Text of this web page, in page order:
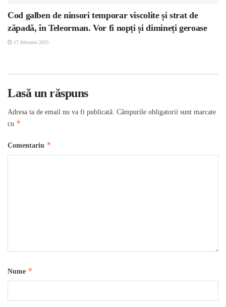
Cod galben de ninsori temporar viscolite și strat de
zăpadă, în Teleorman. Vor fi nopți și dimineți geroase
17 februarie 2025
Lasă un răspuns
Adresa ta de email nu va fi publicată. Câmpurile obligatorii sunt marcate
cu *
Comentariu *
Nume *